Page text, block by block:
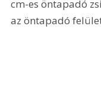
cm-es öntapadó
az öntapadó